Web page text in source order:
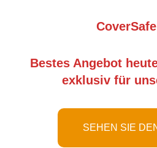
Bestes Angebot
exklusiv für
SEHEN SIE